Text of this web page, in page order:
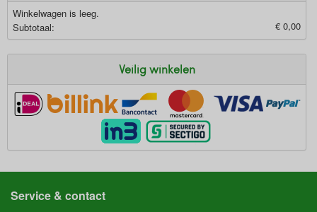
Winkelwagen is leeg.
Subtotaal:
€ 0,00
Veilig winkelen
Service & contact